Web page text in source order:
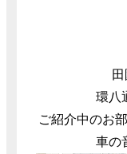
環八
ご紹介中のお
車の